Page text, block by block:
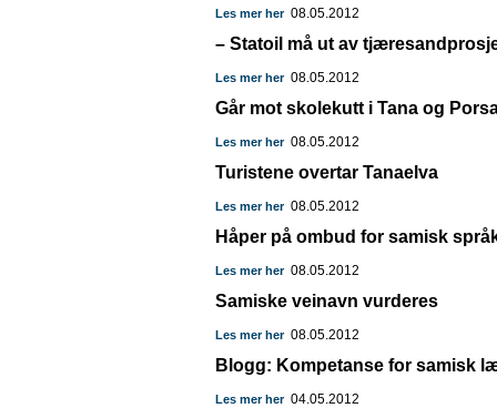
Les mer her08.05.2012
– Statoil må ut av
Les mer her08.05.2012
Går mot skolekutt i Tana og
Les mer her08.05.2012
Turistene overtar Tanaelva
Les mer her08.05.2012
Håper på ombud for samisk
Les mer her08.05.2012
Samiske veinavn vurderes
Les mer her08.05.2012
Blogg: Kompetanse for samisk
Les mer her04.05.2012